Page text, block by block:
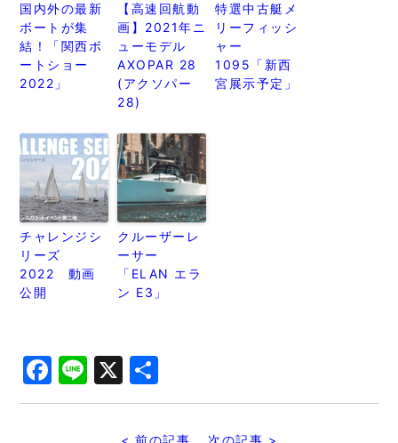
国内外の最新
ボートが集
結！「関西ボ
ートショー
2022」
【高速回航動
画】2021年ニ
ューモデル
AXOPAR 28
(アクソパー
28)
特選中古艇メ
リーフィッシ
ャー
1095「新西
宮展示予定」
チャレンジシ
リーズ
2022 動画
公開
クルーザーレ
ーサー
「ELAN エラ
ン E3」
Facebook
Line
X
有
< 前の記事 次の記事 >